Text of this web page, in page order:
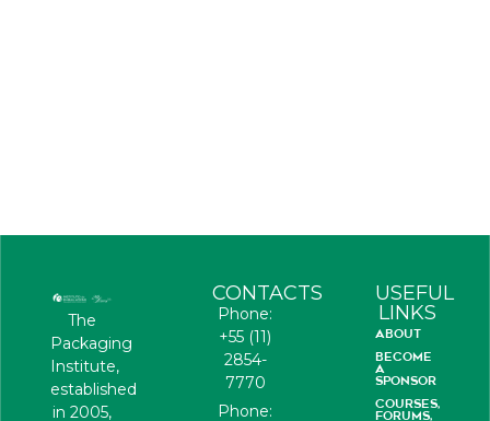
The
Packaging
Institute,
established
in 2005,
CONTACTS
Phone:
+55 (11)
2854-
7770
Phone:
USEFUL
LINKS
ABOUT
BECOME
A
SPONSOR
COURSES,
FORUMS,